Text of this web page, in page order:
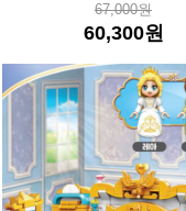
67,000원
60,300원